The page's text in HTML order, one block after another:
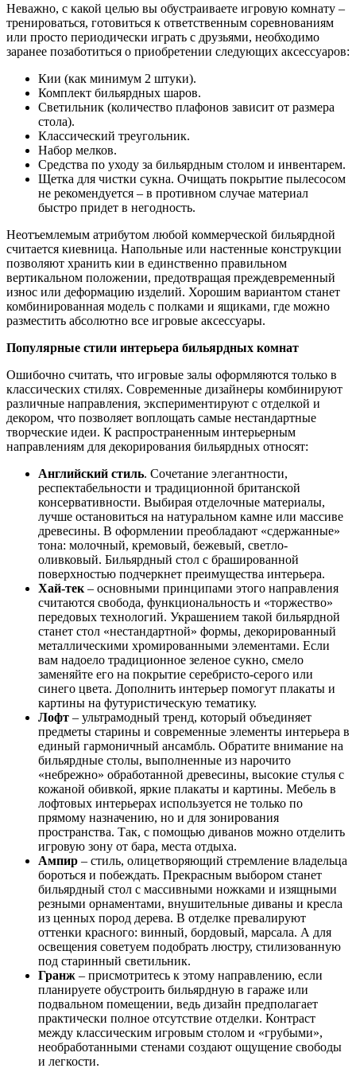
Неважно, с какой целью вы обустраиваете игровую комнату –
тренироваться, готовиться к ответственным соревнованиям
или просто периодически играть с друзьями, необходимо
заранее позаботиться о приобретении следующих аксессуаров:
Кии (как минимум 2 штуки).
Комплект бильярдных шаров.
Светильник (количество плафонов зависит от размера
стола).
Классический треугольник.
Набор мелков.
Средства по уходу за бильярдным столом и инвентарем.
Щетка для чистки сукна. Очищать покрытие пылесосом
не рекомендуется – в противном случае материал
быстро придет в негодность.
Неотъемлемым атрибутом любой коммерческой бильярдной
считается киевница. Напольные или настенные конструкции
позволяют хранить кии в единственно правильном
вертикальном положении, предотвращая преждевременный
износ или деформацию изделий. Хорошим вариантом станет
комбинированная модель с полками и ящиками, где можно
разместить абсолютно все игровые аксессуары.
Популярные стили интерьера бильярдных комнат
Ошибочно считать, что игровые залы оформляются только в
классических стилях. Современные дизайнеры комбинируют
различные направления, экспериментируют с отделкой и
декором, что позволяет воплощать самые нестандартные
творческие идеи. К распространенным интерьерным
направлениям для декорирования бильярдных относят:
Английский стиль. Сочетание элегантности,
респектабельности и традиционной британской
консервативности. Выбирая отделочные материалы,
лучше остановиться на натуральном камне или массиве
древесины. В оформлении преобладают «сдержанные»
тона: молочный, кремовый, бежевый, светло-
оливковый. Бильярдный стол с брашированной
поверхностью подчеркнет преимущества интерьера.
Хай-тек – основными принципами этого направления
считаются свобода, функциональность и «торжество»
передовых технологий. Украшением такой бильярдной
станет стол «нестандартной» формы, декорированный
металлическими хромированными элементами. Если
вам надоело традиционное зеленое сукно, смело
заменяйте его на покрытие серебристо-серого или
синего цвета. Дополнить интерьер помогут плакаты и
картины на футуристическую тематику.
Лофт – ультрамодный тренд, который объединяет
предметы старины и современные элементы интерьера в
единый гармоничный ансамбль. Обратите внимание на
бильярдные столы, выполненные из нарочито
«небрежно» обработанной древесины, высокие стулья с
кожаной обивкой, яркие плакаты и картины. Мебель в
лофтовых интерьерах используется не только по
прямому назначению, но и для зонирования
пространства. Так, с помощью диванов можно отделить
игровую зону от бара, места отдыха.
Ампир – стиль, олицетворяющий стремление владельца
бороться и побеждать. Прекрасным выбором станет
бильярдный стол с массивными ножками и изящными
резными орнаментами, внушительные диваны и кресла
из ценных пород дерева. В отделке превалируют
оттенки красного: винный, бордовый, марсала. А для
освещения советуем подобрать люстру, стилизованную
под старинный светильник.
Гранж – присмотритесь к этому направлению, если
планируете обустроить бильярдную в гараже или
подвальном помещении, ведь дизайн предполагает
практически полное отсутствие отделки. Контраст
между классическим игровым столом и «грубыми»,
необработанными стенами создают ощущение свободы
и легкости.